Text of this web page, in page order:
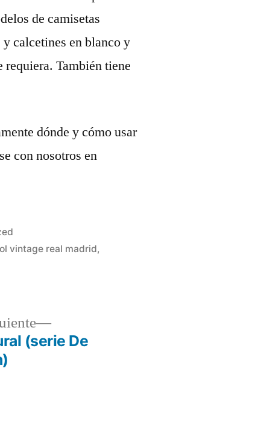
de camisetas
calcetines en blanco y
requiera. También tiene
dónde y cómo usar
con nosotros en
vintage real madrid,
Entrada
siguiente:
(serie De